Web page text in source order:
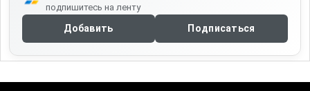
подпишитесь на ленту
Добавить Подписаться